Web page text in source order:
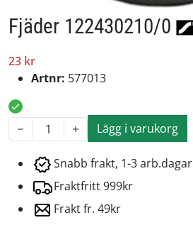
Fjäder 122430210/0
23 kr
Artnr: 577013
1 Lägg i varukorg
Snabb frakt, 1-3 arb.dagar
Fraktfritt 999kr
Frakt fr. 49kr